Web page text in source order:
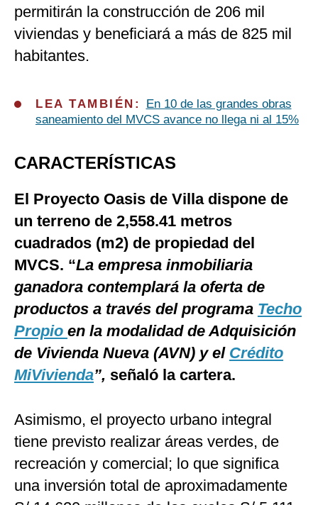
permitirán la construcción de 206 mil
viviendas y beneficiará a más de 825 mil
habitantes.
LEA TAMBIÉN:
En 10 de las grandes obras
saneamiento del MVCS avance no llega ni al 15%
CARACTERÍSTICAS
El Proyecto Oasis de Villa dispone de
un terreno de 2,558.41 metros
cuadrados (m2) de propiedad del
MVCS. “La empresa inmobiliaria
ganadora contemplará la oferta de
productos a través del programa Techo
Propio en la modalidad de Adquisición
de Vivienda Nueva (AVN) y el Crédito
MiVivienda”, señaló la cartera.
Asimismo, el proyecto urbano integral
tiene previsto realizar áreas verdes, de
recreación y comercial; lo que significa
una inversión total de aproximadamente